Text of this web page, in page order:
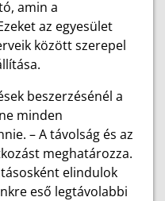
amin a
az egyesület
között szerepel
beszerzésénél a
minden
– A távolság és az
meghatározza.
elindulok
eső legtávolabbi